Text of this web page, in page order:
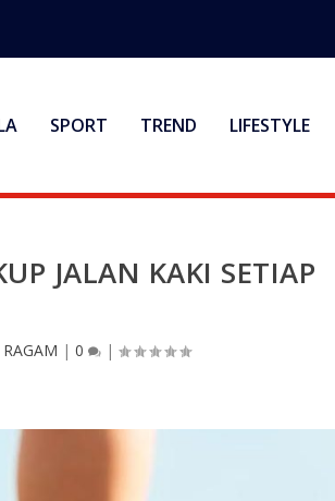
SPORT TREND LIFESTYLE
JALAN KAKI SETIAP
RAGAM | 0 |